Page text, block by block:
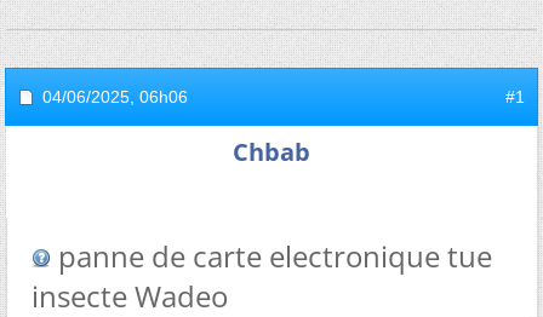
04/06/2025, 06h06 #1
Chbab
panne de carte electronique tue
insecte Wadeo